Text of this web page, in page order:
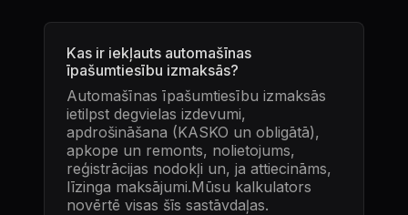
Kas ir iekļauts automašīnas
īpašumtiesību izmaksās?
Automašīnas īpašumtiesību izmaksās
ietilpst degvielas izdevumi,
apdrošināšana (KASKO un obligātā),
apkope un remonts, nolietojums,
reģistrācijas nodokļi un, ja attiecināms,
līzinga maksājumi.Mūsu kalkulators
novērtē visas šīs sastāvdaļas.